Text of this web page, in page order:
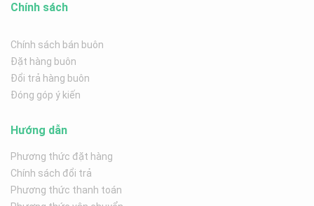
Chính sách
Chính sách bán buôn
Đặt hàng buôn
Đổi trả hàng buôn
Đóng góp ý kiến
Hướng dẫn
Phương thức đặt hàng
Chính sách đổi trả
Phương thức thanh toán